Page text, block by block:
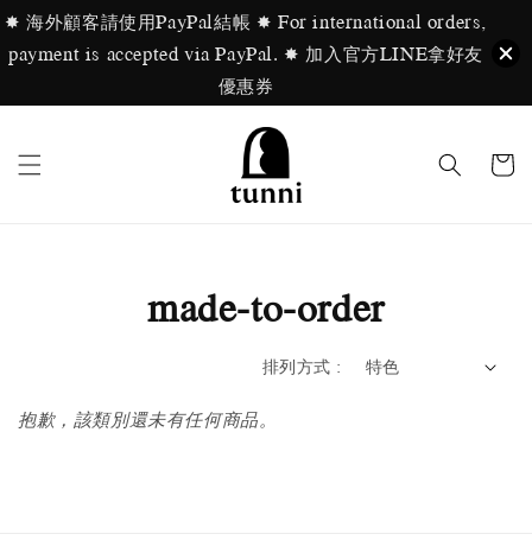
✸ 海外顧客請使用PayPal結帳 ✸ For international orders,
payment is accepted via PayPal. ✸ 加入官方LINE拿好友
優惠券
made-to-order
排列方式 :
抱歉，該類別還未有任何商品。